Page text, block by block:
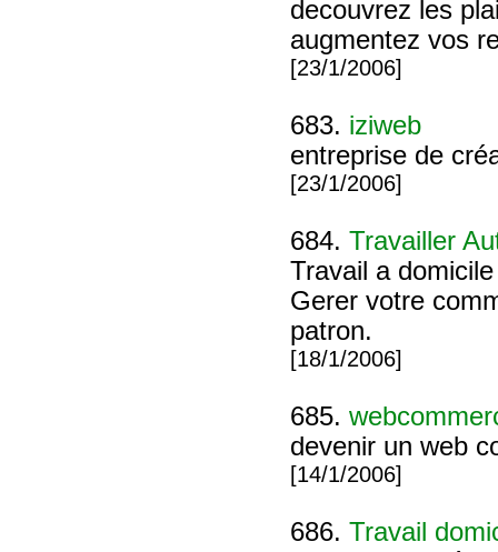
decouvrez les
augmentez vos
[23/1/2006]
683. iziweb
entreprise de
[23/1/2006]
684. Travailler
Travail a
Gerer votre
patron.
[18/1/2006]
685.
devenir un web
[14/1/2006]
686. Travail